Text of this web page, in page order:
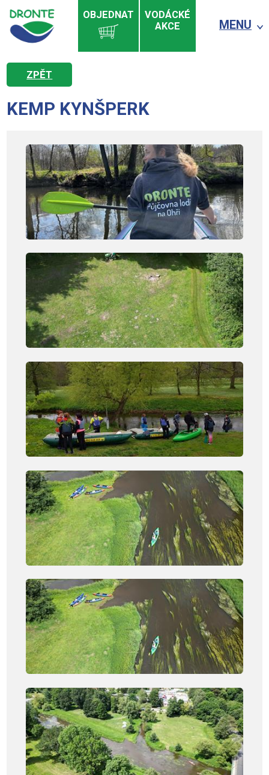
OBJEDNAT
VODÁCKÉ
AKCE
MENU
ZPĚT
KEMP KYNŠPERK